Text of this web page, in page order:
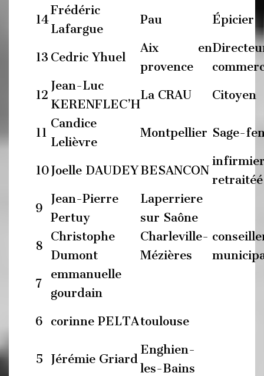
14
Frédéric
Lafargue
Pau Épicier
13 Cedric Yhuel
Aix en
provence
12
Jean-Luc
KERENFLEC’H
La CRAU Citoyen
11
Candice
Lelièvre
Montpellier Sage-
10Joelle DAUDEYBESANCON
retraitéé
9
Jean-Pierre
Pertuy
Laperriere
sur Saône
8
Christophe
Dumont
Charleville-
Mézières
7
emmanuelle
gourdain
6
corinne PELTAtoulouse
5 Jérémie Griard
Enghien-
les-Bains